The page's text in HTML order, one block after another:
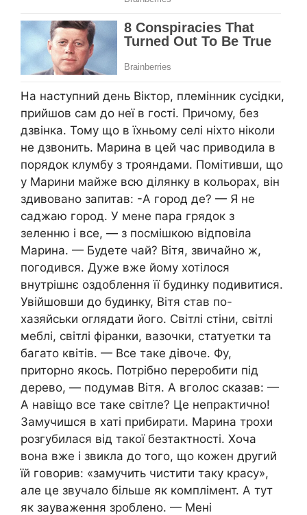
На наступний день Віктор, племінник сусідки,
прийшов сам до неї в гості. Причому, без
дзвінка. Тому що в їхньому селі ніхто ніколи
не дзвонить. Марина в цей час приводила в
порядок клумбу з трояндами. Помітивши, що
у Марини майже всю ділянку в кольорах, він
здивовано запитав: -А город де? — Я не
саджаю город. У мене пара грядок з
зеленню і все, — з посмішкою відповіла
Марина. — Будете чай? Вітя, звичайно ж,
погодився. Дуже вже йому хотілося
внутрішнє оздоблення її будинку подивитися.
Увійшовши до будинку, Вітя став по-
хазяйськи оглядати його. Світлі стіни, світлі
меблі, світлі фіранки, вазочки, статуетки та
багато квітів. — Все таке дівоче. Фу,
приторно якось. Потрібно переробити під
дерево, — подумав Вітя. А вголос сказав: —
А навіщо все таке світле? Це непрактично!
Замучишся в хаті прибирати. Марина трохи
розгубилася від такої безтактності. Хоча
вона вже і звикла до того, що кожен другий
їй говорив: «замучить чистити таку красу»,
але це звучало більше як комплімент. А тут
як зауваження зроблено. — Мені